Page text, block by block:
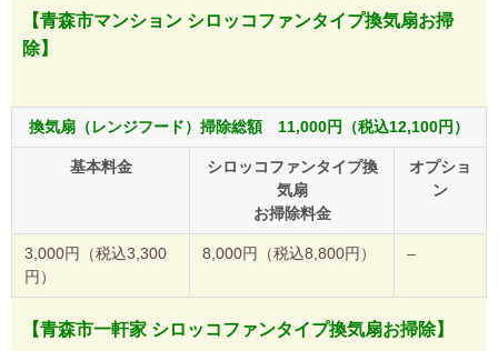
【青森市マンション シロッコファンタイプ換気扇お掃
除】
換気扇（レンジフード）掃除総額 11,000円（税込12,100円）
基本料金
シロッコファンタイプ換
気扇
お掃除料金
オプショ
ン
3,000円（税込3,300
円）
8,000円（税込8,800円） –
【青森市一軒家 シロッコファンタイプ換気扇お掃除】